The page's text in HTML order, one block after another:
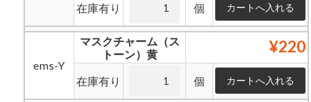
在庫有り 個
ems-Y
マスクチャーム（ス
トーン）黄
¥220
在庫有り 個